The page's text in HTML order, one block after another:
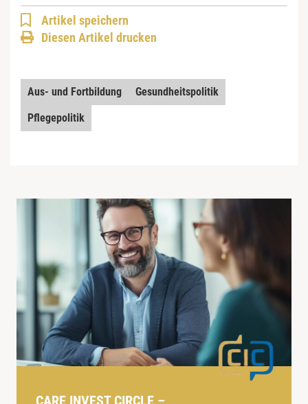
Artikel speichern
Diesen Artikel drucken
Aus- und Fortbildung
Gesundheitspolitik
Pflegepolitik